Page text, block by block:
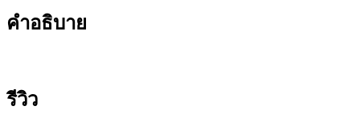
คำอธิบาย
รีวิว